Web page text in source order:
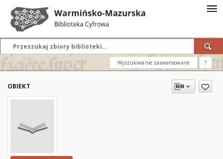
Wyszukiwanie zaawansowane ?
OBIEKT